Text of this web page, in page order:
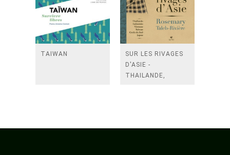
TAIWAN
SUR LES RIVAGES
D'ASIE -
THAILANDE,